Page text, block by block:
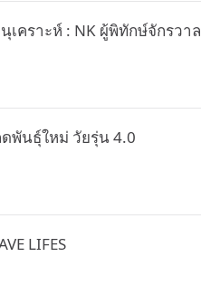
เคราะห์ : NK ผู้พิทักษ์จักรวาล
ดพันธุ์ใหม่ วัยรุ่น 4.0
LIFES